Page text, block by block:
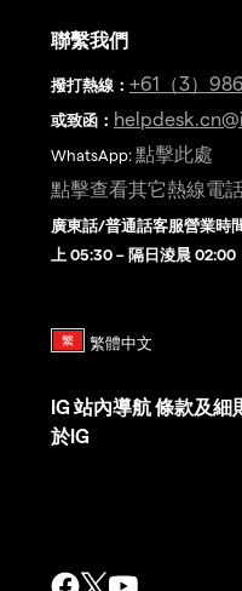
聯繫我們
撥打熱線 ： +61（3）
或致函：
WhatsApp: 點擊此處
點擊查看其它熱線電
廣東話/普通話客服營業時
上 05:30 – 隔日淩晨 02:00
IG 站內導航條款及細
於IG